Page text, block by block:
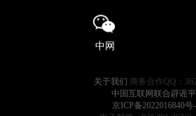
中网
关于我们 商务合作QQ：
中国互联网联合辟谣
京ICP备2022016840号